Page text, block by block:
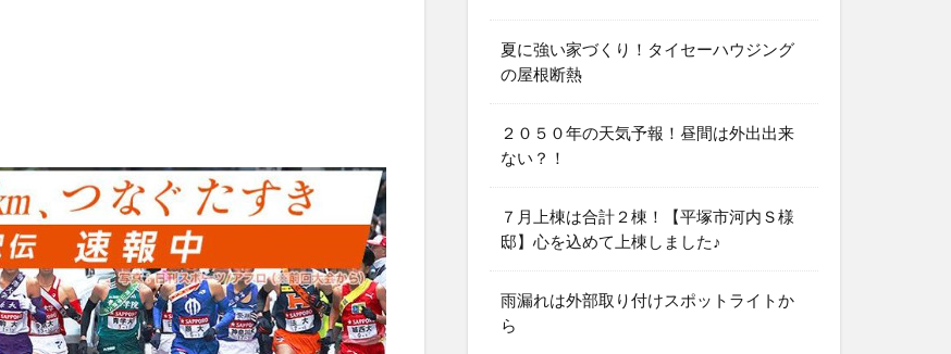
夏に強い家づくり！タイセーハウジング
の屋根断熱
２０５０年の天気予報！昼間は外出出来
ない？！
７月上棟は合計２棟！【平塚市河内Ｓ様
邸】心を込めて上棟しました♪
雨漏れは外部取り付けスポットライトか
ら